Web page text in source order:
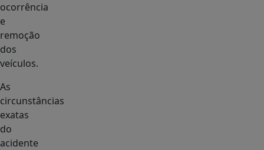
ocorrência
e
remoção
dos
veículos.
As
circunstâncias
exatas
do
acidente